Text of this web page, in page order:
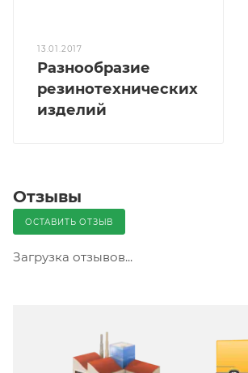
13.01.2017
Разнообразие
резинотехнических
изделий
Отзывы
ОСТАВИТЬ ОТЗЫВ
Загрузка отзывов...